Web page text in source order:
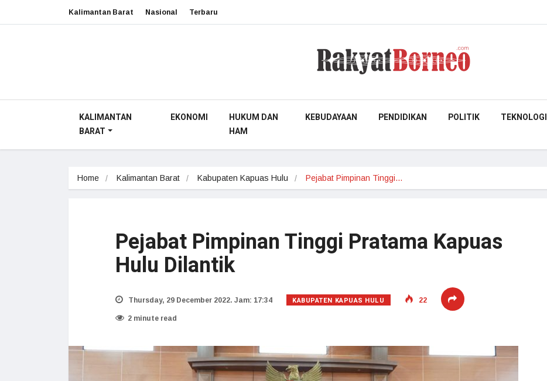
Kalimantan Barat Nasional Terbaru
KALIMANTAN
BARAT
EKONOMI
HUKUM DAN
HAM
KEBUDAYAAN PENDIDIKAN POLITIK TEKNOLOGI
Home Kalimantan Barat Kabupaten Kapuas Hulu Pejabat Pimpinan Tinggi…
Pejabat Pimpinan Tinggi Pratama Kapuas
Hulu Dilantik
Thursday, 29 December 2022. Jam: 17:34 KABUPATEN KAPUAS HULU 22
2 minute read